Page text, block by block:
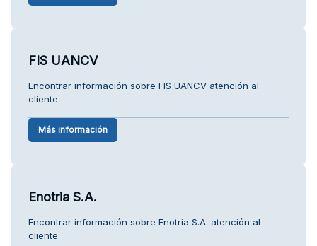
FIS UANCV
Encontrar información sobre FIS UANCV atención al
cliente.
Más información
Enotria S.A.
Encontrar información sobre Enotria S.A. atención al
cliente.